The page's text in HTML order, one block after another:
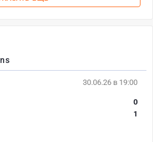
30.06.26 в 19:00
0
1